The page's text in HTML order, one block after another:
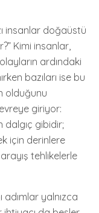
insanlar doğaüstü
Kimi insanlar,
ardındaki
bazıları ise bu
olduğunu
giriyor:
gibidir;
için derinlere
tehlikelerle
yalnızca